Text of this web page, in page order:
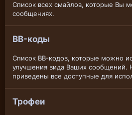
Список всех смайлов, которые Вы
сообщениях.
BB-коды
Список BB-кодов, которые можно
улучшения вида Ваших сообщений.
приведены все доступные для
Трофеи